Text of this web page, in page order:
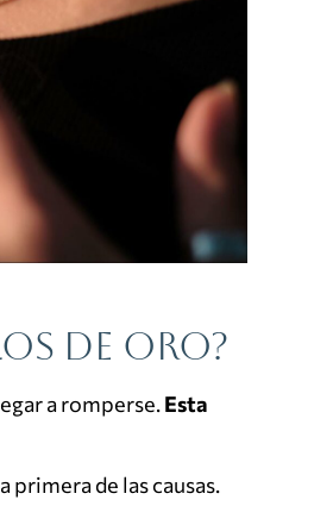
de oro?
a romperse.Esta
primera de las causas.